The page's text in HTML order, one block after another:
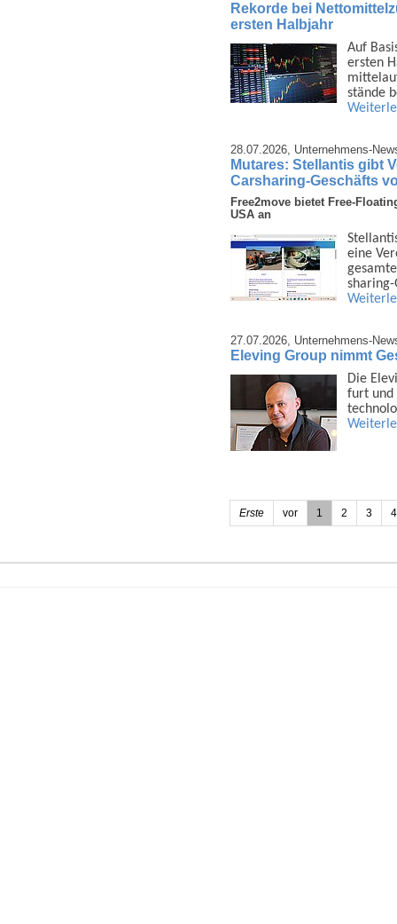
Rekorde bei
ersten Halbjahr
Auf
ersten
stände
28.07.2026, Unternehmens-
Mutares: Stellantis gibt
Carsharing-Geschäfts
Free2move bietet Free-
USA an
eine
27.07.2026, Unternehmens-
Eleving Group nimmt
Die
furt und
Erste vor 1 2 3 4